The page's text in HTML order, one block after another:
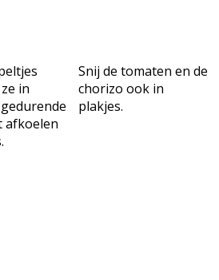
in
afkoelen
Snij de tomaten en de
chorizo ook in
plakjes.